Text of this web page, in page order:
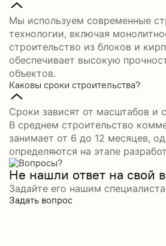
Мы используем современные
технологии, включая
строительство из блоков и
обеспечивает высокую
объектов.
Каковы сроки строительства?
Сроки зависят от масштабов и
В среднем строительство
занимает от 6 до 12 месяцев,
определяются на этапе
Не нашли ответ на свой
Задайте его нашим
Задать вопрос